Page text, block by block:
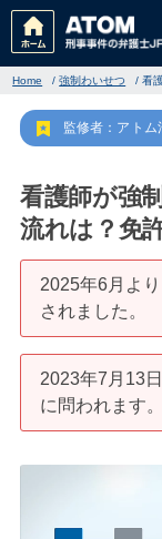
刑事事件 でお
刑事事件
家族が逮
刑事事件
Home /強制わいせつ /看
監修者：アト
看護師が強
流れは？免
2025年6月よ
されました。
2023年7月13
に問われます。